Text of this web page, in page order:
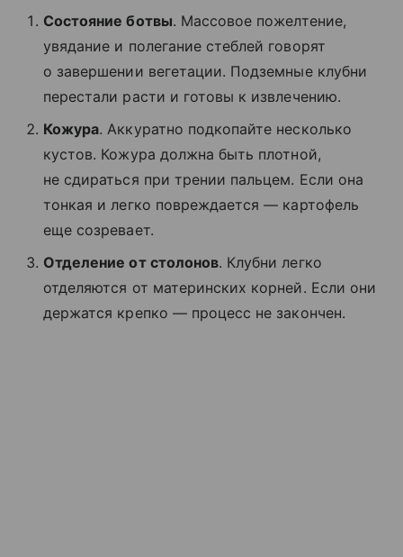
Состояние ботвы. Массовое пожелтение,
увядание и полегание стеблей говорят
о завершении вегетации. Подземные клубни
перестали расти и готовы к извлечению.
Кожура. Аккуратно подкопайте несколько
кустов. Кожура должна быть плотной,
не сдираться при трении пальцем. Если она
тонкая и легко повреждается — картофель
еще созревает.
Отделение от столонов. Клубни легко
отделяются от материнских корней. Если они
держатся крепко — процесс не закончен.